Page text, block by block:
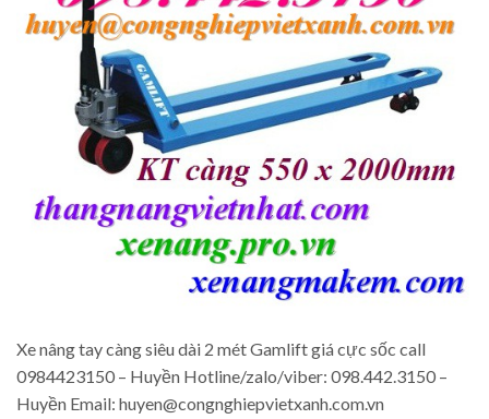
Xe nâng tay càng siêu dài 2 mét Gamlift giá cực sốc call
0984423150 – Huyền Hotline/zalo/viber: 098.442.3150 –
Huyền Email: huyen@congnghiepvietxanh.com.vn